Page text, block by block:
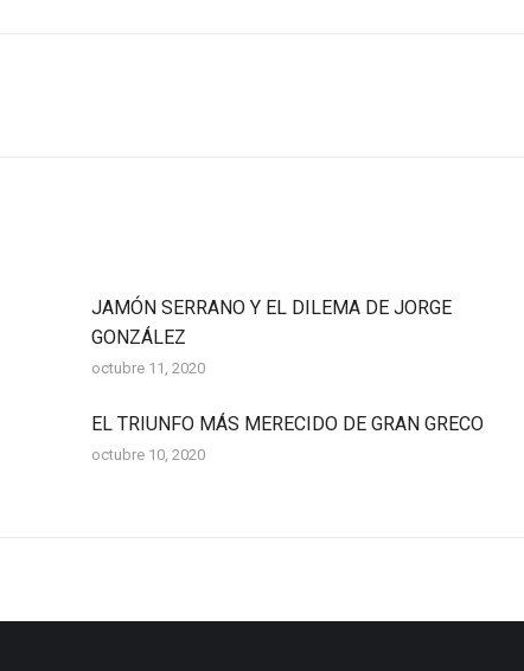
JAMÓN SERRANO Y EL DILEMA DE JORGE
GONZÁLEZ
octubre 11, 2020
EL TRIUNFO MÁS MERECIDO DE GRAN GRECO
octubre 10, 2020